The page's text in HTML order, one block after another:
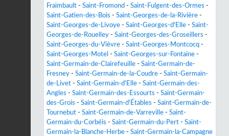
Fraimbault - Saint-Fromond - Saint-Fulgent-des-Ormes -
Saint-Gatien-des-Bois - Saint-Georges-de-la-Rivière -
Saint-Georges-de-Livoye - Saint-Georges-d'Elle - Saint-
Georges-de-Rouelley - Saint-Georges-des-Groseillers -
Saint-Georges-du-Vièvre - Saint-Georges-Montcocq -
Saint-Georges-Motel - Saint-Georges-sur-Fontaine -
Saint-Germain-de-Clairefeuille - Saint-Germain-de-
Fresney - Saint-Germain-de-la-Coudre - Saint-Germain-
de-Livet - Saint-Germain-d'Elle - Saint-Germain-des-
Angles - Saint-Germain-des-Essourts - Saint-Germain-
des-Grois - Saint-Germain-d'Étables - Saint-Germain-de-
Tournebut - Saint-Germain-de-Varreville - Saint-
Germain-du-Corbéis - Saint-Germain-du-Pert - Saint-
Germain-la-Blanche-Herbe - Saint-Germain-la-Campagne